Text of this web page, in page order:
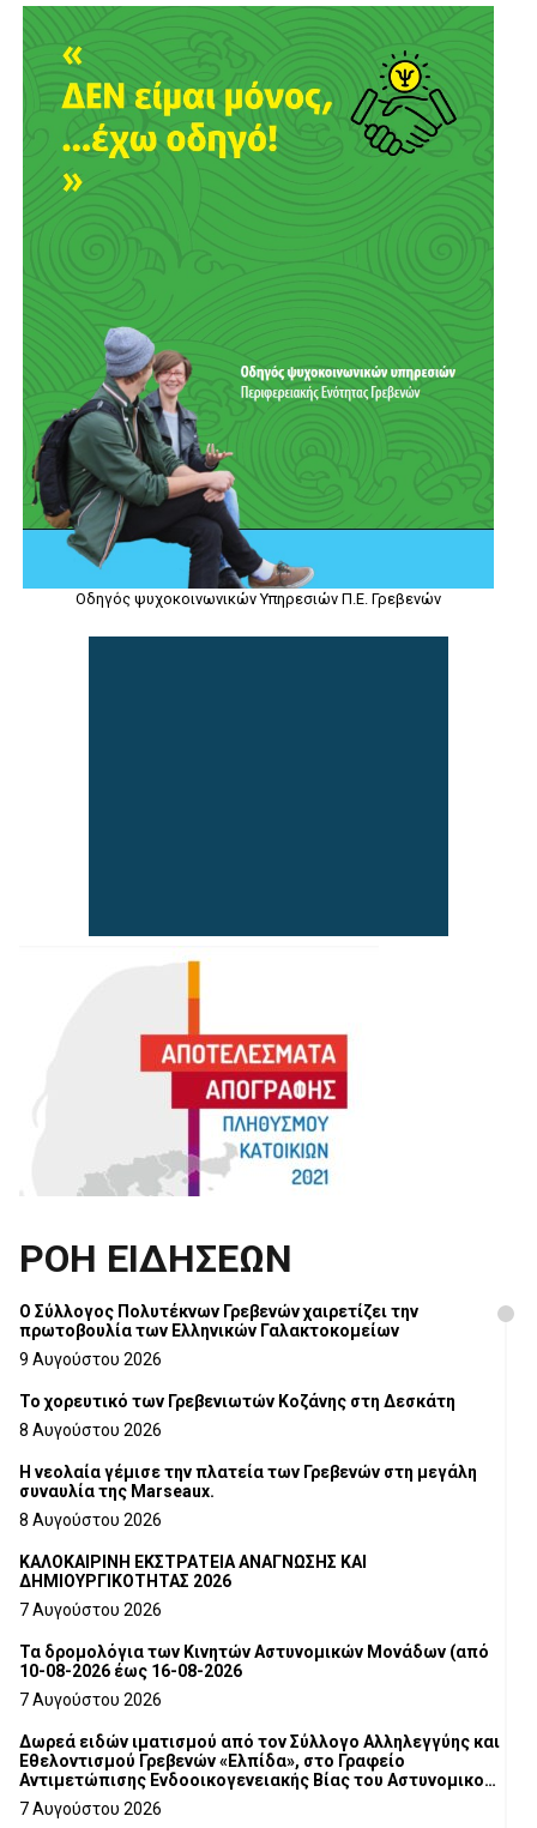
Οδηγός ψυχοκοινωνικών Υπηρεσιών Π.Ε. Γρεβενών
ΡΟΗ ΕΙΔΗΣΕΩΝ
Ο Σύλλογος Πολυτέκνων Γρεβενών χαιρετίζει την
πρωτοβουλία των Ελληνικών Γαλακτοκομείων
9 Αυγούστου 2026
Το χορευτικό των Γρεβενιωτών Κοζάνης στη Δεσκάτη
8 Αυγούστου 2026
Η νεολαία γέμισε την πλατεία των Γρεβενών στη μεγάλη
συναυλία της Marseaux.
8 Αυγούστου 2026
ΚΑΛΟΚΑΙΡΙΝΗ ΕΚΣΤΡΑΤΕΙΑ ΑΝΑΓΝΩΣΗΣ ΚΑΙ
ΔΗΜΙΟΥΡΓΙΚΟΤΗΤΑΣ 2026
7 Αυγούστου 2026
Τα δρομολόγια των Κινητών Αστυνομικών Μονάδων (από
10-08-2026 έως 16-08-2026
7 Αυγούστου 2026
Δωρεά ειδών ιματισμού από τον Σύλλογο Αλληλεγγύης και
Εθελοντισμού Γρεβενών «Ελπίδα», στο Γραφείο
Αντιμετώπισης Ενδοοικογενειακής Βίας του Αστυνομικού
Τμήματος Γρεβενών
7 Αυγούστου 2026